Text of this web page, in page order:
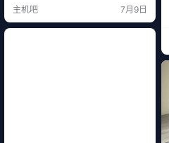
化，让站长和安全运维人员能够直
URL 被频繁访问、哪些 JA3/JA4 指
主机吧 7月9日